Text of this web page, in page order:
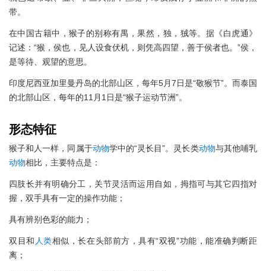
带。
在中国古籍中，猴子的别称有禺，果然，独，狨等。据《白虎通》
记述：“猴，侯也，见人设食伏机，则凭高四望，善于侯者也。”侯，
是等待、观望的意思。
印度尼西亚加里曼丹岛的北部山区，每年5月7日是“敬猴节”。而泰国
的北部山区，每年的11月1日是“猴子运动节洲”。
形态特征
猴子和人一样，同属于动物学中的“灵长目”。灵长类动物与其他哺乳
动物相比，主要特点是：
四肢长并有明确分工，关节灵活而运用自如，拇指可与其它四指对
握，双手具有一定的操作功能；
具有辨别色彩的能力；
双目和 人类相似，长在头部前方，具有“双视”功能，能准确判断距
离；